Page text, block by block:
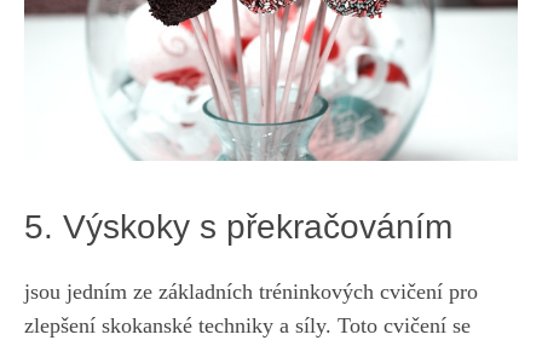
5. ⁤Výskoky ⁣s překračováním
⁤jsou jedním ze základních tréninkových cvičení pro
zlepšení skokanské techniky a síly. Toto cvičení se